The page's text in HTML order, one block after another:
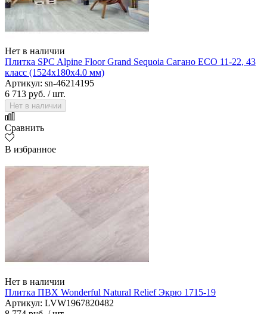
Нет в наличии
Плитка SPC Alpine Floor Grand Sequoia Сагано ECO 11-22, 43
класс (1524х180х4.0 мм)
Артикул: sn-46214195
6 713 руб. / шт.
Нет в наличии
Сравнить
В избранное
Нет в наличии
Плитка ПВХ Wonderful Natural Relief Экрю 1715-19
Артикул: LVW1967820482